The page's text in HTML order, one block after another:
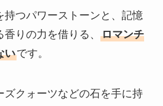
持つパワーストーンと、記憶
りの力を借りる、 ロマンチ
いです。
ズクォーツなどの石を手に持